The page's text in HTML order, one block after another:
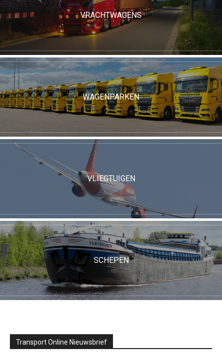
VRACHTWAGENS
WAGENPARKEN
VLIEGTUIGEN
SCHEPEN
Transport Online Nieuwsbrief